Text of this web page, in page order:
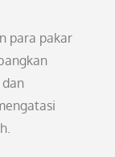
para pakar